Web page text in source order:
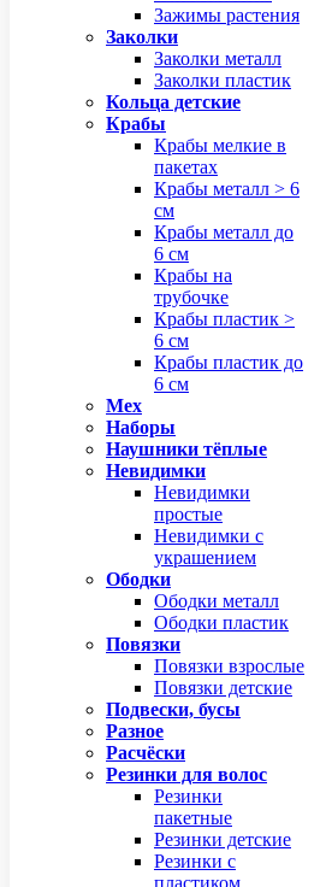
Зажимы растения
Заколки
Заколки металл
Заколки пластик
Кольца детские
Крабы
Крабы мелкие в
пакетах
Крабы металл > 6
см
Крабы металл до
6 см
Крабы на
трубочке
Крабы пластик >
6 см
Крабы пластик до
6 см
Мех
Наборы
Наушники тёплые
Невидимки
Невидимки
простые
Невидимки с
украшением
Ободки
Ободки металл
Ободки пластик
Повязки
Повязки взрослые
Повязки детские
Подвески, бусы
Разное
Расчёски
Резинки для волос
Резинки
пакетные
Резинки детские
Резинки с
пластиком